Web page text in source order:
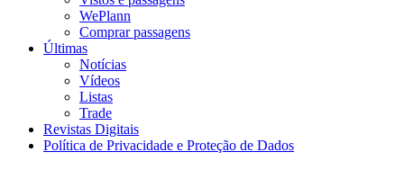
WePlann
Comprar passagens
Últimas
Notícias
Vídeos
Listas
Trade
Revistas Digitais
Política de Privacidade e Proteção de Dados